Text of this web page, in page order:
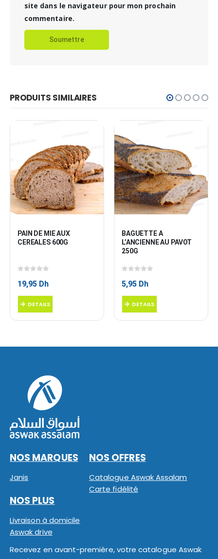
site dans le navigateur pour mon prochain
commentaire.
PRODUITS SIMILAIRES
PAIN DE MIE AUX
CEREALES 600G
19,95 Dh
DETAILS
BAGUETTE A
L’ANCIENNE AU PAVOT
250G
5,95 Dh
DETAILS
NOS MARQUES
Janis
NOS OFFRES
Catalogue Aswak Assalam
Carte fidélité
NOS PLUS
Livraison à domicile
Aswak drive
Recevez en avant-première, votre catalogue Aswak